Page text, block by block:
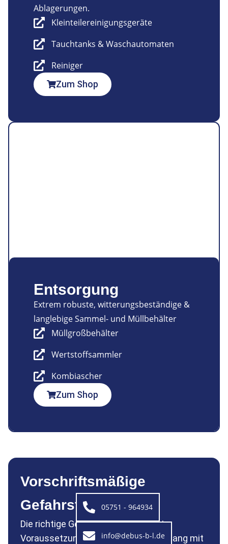
Ablagerungen.
Kleinteilereinigungsgeräte
Tauchtanks & Waschautomaten
Reiniger
Zum Shop
Entsorgung
Extrem robuste, witterungsbeständige &
langlebige Sammel- und Müllbehälter
Müllgroßbehälter
Wertstoffsammler
Kombiascher
Zum Shop
Vorschriftsmäßige
Gefahrstofflagerung
Die richtige Gefahrstofflagerung ist
Voraussetzung für den sicheren Umgang mit
05751 - 964934
info@debus-b-l.de